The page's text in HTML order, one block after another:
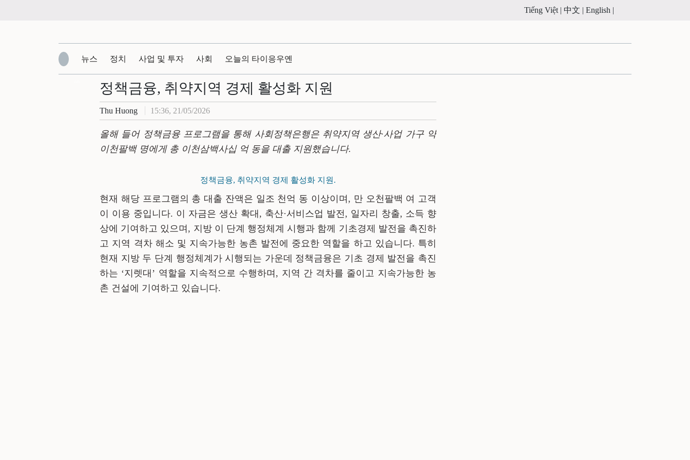
Tiếng Việt | 中文 | English |
뉴스 정치 사업 및 투자 사회 오늘의 타이응우옌
정책금융, 취약지역 경제 활성화 지원
Thu Huong 15:36, 21/05/2026
올해 들어 정책금융 프로그램을 통해 사회정책은행은 취약지역 생산·사업 가구 약
이천팔백 명에게 총 이천삼백사십 억 동을 대출 지원했습니다.
정책금융, 취약지역 경제 활성화 지원.
현재 해당 프로그램의 총 대출 잔액은 일 조 천억 동 이상이며 , 만 오천팔백 여 고객
이 이용 중입니 다. 이 자금은 생산 확대, 축산·서비스업 발전, 일자리 창출, 소득 향
상에 기여하고 있으며, 지방 이
단계 행정체계 시행과 함께 기초경제 발전을 촉진하
고 지역 격차 해소 및 지속가능한 농촌 발전에 중요한 역할을 하고 있습니 다. 특히
현재 지방 두 단계 행정체계가 시행되는 가운데 정책금융은 기초 경제 발전을 촉진
하는 ‘지렛대 ’ 역할을 지속적으로 수행하며, 지역 간 격차를 줄이고 지속가능한 농
촌 건설에 기여하고 있습니 다.